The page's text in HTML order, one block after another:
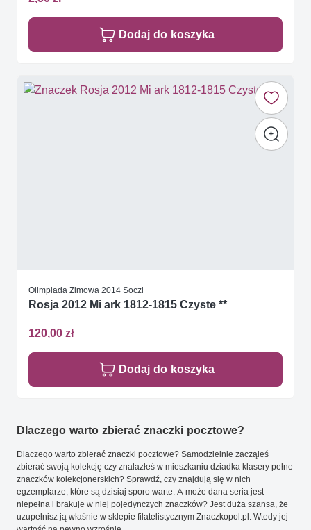
Dodaj do koszyka
Olimpiada Zimowa 2014 Soczi
Rosja 2012 Mi ark 1812-1815 Czyste **
120,00 zł
Dodaj do koszyka
Dlaczego warto zbierać znaczki pocztowe?
Dlaczego warto zbierać znaczki pocztowe? Samodzielnie zacząłeś
zbierać swoją kolekcję czy znalazłeś w mieszkaniu dziadka klasery pełne
znaczków kolekcjonerskich? Sprawdź, czy znajdują się w nich
egzemplarze, które są dzisiaj sporo warte. A może dana seria jest
niepełna i brakuje w niej pojedynczych znaczków? Jest duża szansa, że
uzupełnisz ją właśnie w sklepie filatelistycznym Znaczkopol.pl. Wtedy jej